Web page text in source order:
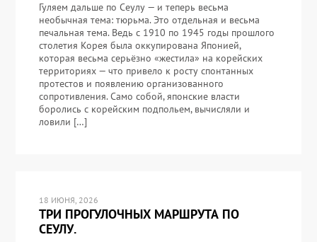
Гуляем дальше по Сеулу — и теперь весьма
необычная тема: тюрьма. Это отдельная и весьма
печальная тема. Ведь с 1910 по 1945 годы прошлого
столетия Корея была оккупирована Японией,
которая весьма серьёзно «жестила» на корейских
территориях — что привело к росту спонтанных
протестов и появлению организованного
сопротивления. Само собой, японские власти
боролись с корейским подпольем, вычисляли и
ловили […]
18 ИЮНЯ, 2026
ТРИ ПРОГУЛОЧНЫХ МАРШРУТА ПО
СЕУЛУ.